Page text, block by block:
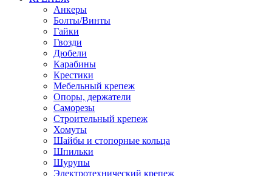
Анкеры
Болты/Винты
Гайки
Гвозди
Дюбели
Карабины
Крестики
Мебельный крепеж
Опоры, держатели
Саморезы
Строительный крепеж
Хомуты
Шайбы и стопорные кольца
Шпильки
Шурупы
Электротехнический крепеж